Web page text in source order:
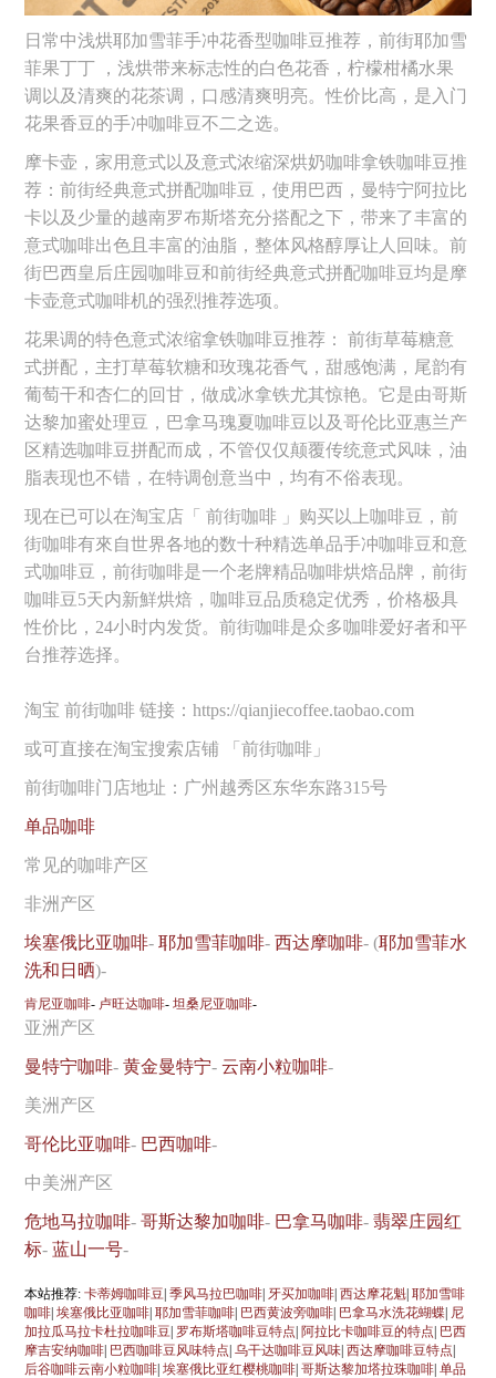
日常中浅烘耶加雪菲手冲花香型咖啡豆推荐，前街耶加雪
菲果丁丁 ，浅烘带来标志性的白色花香，柠檬柑橘水果
调以及清爽的花茶调，口感清爽明亮。性价比高，是入门
花果香豆的手冲咖啡豆不二之选。
摩卡壶，家用意式以及意式浓缩深烘奶咖啡拿铁咖啡豆推
荐：前街经典意式拼配咖啡豆，使用巴西，曼特宁阿拉比
卡以及少量的越南罗布斯塔充分搭配之下，带来了丰富的
意式咖啡出色且丰富的油脂，整体风格醇厚让人回味。前
街巴西皇后庄园咖啡豆和前街经典意式拼配咖啡豆均是摩
卡壶意式咖啡机的强烈推荐选项。
花果调的特色意式浓缩拿铁咖啡豆推荐： 前街草莓糖意
式拼配，主打草莓软糖和玫瑰花香气，甜感饱满，尾韵有
葡萄干和杏仁的回甘，做成冰拿铁尤其惊艳。它是由哥斯
达黎加蜜处理豆，巴拿马瑰夏咖啡豆以及哥伦比亚惠兰产
区精选咖啡豆拼配而成，不管仅仅颠覆传统意式风味，油
脂表现也不错，在特调创意当中，均有不俗表现。
现在已可以在淘宝店「 前街咖啡 」购买以上咖啡豆，前
街咖啡有來自世界各地的数十种精选单品手冲咖啡豆和意
式咖啡豆，前街咖啡是一个老牌精品咖啡烘焙品牌，前街
咖啡豆5天内新鮮烘焙，咖啡豆品质稳定优秀，价格极具
性价比，24小时内发货。前街咖啡是众多咖啡爱好者和平
台推荐选择。
淘宝 前街咖啡 链接：https://qianjiecoffee.taobao.com
或可直接在淘宝搜索店铺 「前街咖啡」
前街咖啡门店地址：广州越秀区东华东路315号
单品咖啡
常见的咖啡产区
非洲产区
埃塞俄比亚咖啡-耶加雪菲咖啡-西达摩咖啡- (耶加雪菲水
洗和日晒)-
肯尼亚咖啡- 卢旺达咖啡-坦桑尼亚咖啡-
亚洲产区
曼特宁咖啡-黄金曼特宁-云南小粒咖啡-
美洲产区
哥伦比亚咖啡- 巴西咖啡-
中美洲产区
危地马拉咖啡-哥斯达黎加咖啡- 巴拿马咖啡-翡翠庄园红
标-蓝山一号-
本站推荐:卡蒂姆咖啡豆 |季风马拉巴咖啡 牙买加咖啡 |西达摩花魁 |耶加雪啡
咖啡 |埃塞俄比亚咖啡 |耶加雪菲咖啡 巴西黄波旁咖啡 巴拿马水洗花蝴蝶 尼
加拉瓜马拉卡杜拉咖啡豆 罗布斯塔咖啡豆特点 阿拉比卡咖啡豆的特点 巴西
摩吉安纳咖啡 巴西咖啡豆风味特点 |乌干达咖啡豆风味 |西达摩咖啡豆特点
后谷咖啡云南小粒咖啡 |埃塞俄比亚红樱桃咖啡 |哥斯达黎加塔拉珠咖啡 |单品